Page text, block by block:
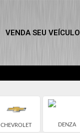
VENDA SEU VEÍCULO
CHEVROLET DENZA